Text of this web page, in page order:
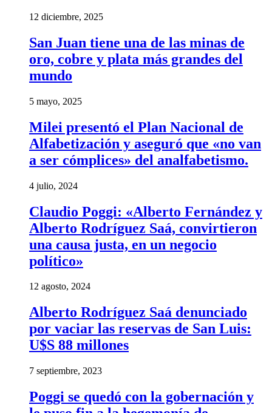
12 diciembre, 2025
San Juan tiene una de las minas de
oro, cobre y plata más grandes del
mundo
5 mayo, 2025
Milei presentó el Plan Nacional de
Alfabetización y aseguró que «no van
a ser cómplices» del analfabetismo.
4 julio, 2024
Claudio Poggi: «Alberto Fernández y
Alberto Rodríguez Saá, convirtieron
una causa justa, en un negocio
político»
12 agosto, 2024
Alberto Rodríguez Saá denunciado
por vaciar las reservas de San Luis:
U$S 88 millones
7 septiembre, 2023
Poggi se quedó con la gobernación y